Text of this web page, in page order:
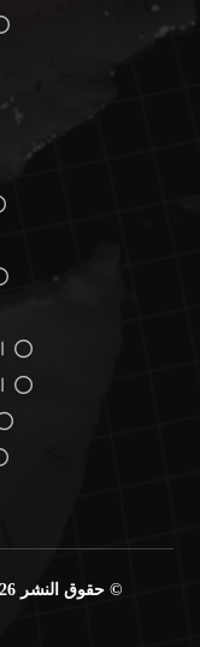
© حقوق النشر 2026. محفوظة لمؤسسة استضافة رؤيتنا